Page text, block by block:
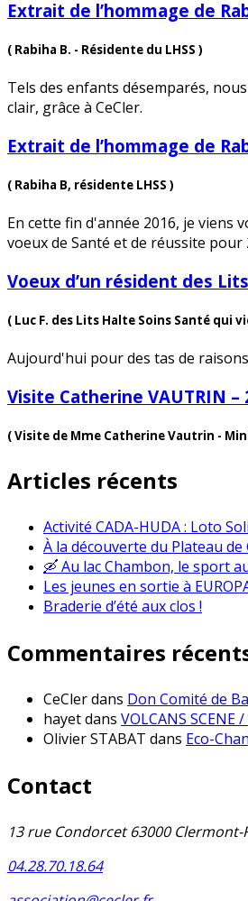
Extrait de l’hommage de
( Rabiha B. - Résidente du LHSS )
Tels des enfants désemparés,
clair, grâce à CeCler.
Extrait de l’hommage de
( Rabiha B, résidente LHSS )
En cette fin d'année 2016, je
voeux de Santé et de réussite pour
Voeux d’un résident des
( Luc F. des Lits Halte Soins Santé qui
Aujourd'hui pour des tas de
Visite Catherine VAUTRIN –
( Visite de Mme Catherine Vautrin -
Articles récents
Activité CADA-HUDA : Loto
À la découverte du Plateau de
🛶 Au lac Chambon, le sport
Les jeunes en sortie à
Braderie d’été aux clos !
Commentaires
CeClerdans Don Comité de
hayetdans VOLCANS SCENE
Olivier STABAT dans Eco-
Contact
13 rue Condorcet 63000
04.28.70.18.64